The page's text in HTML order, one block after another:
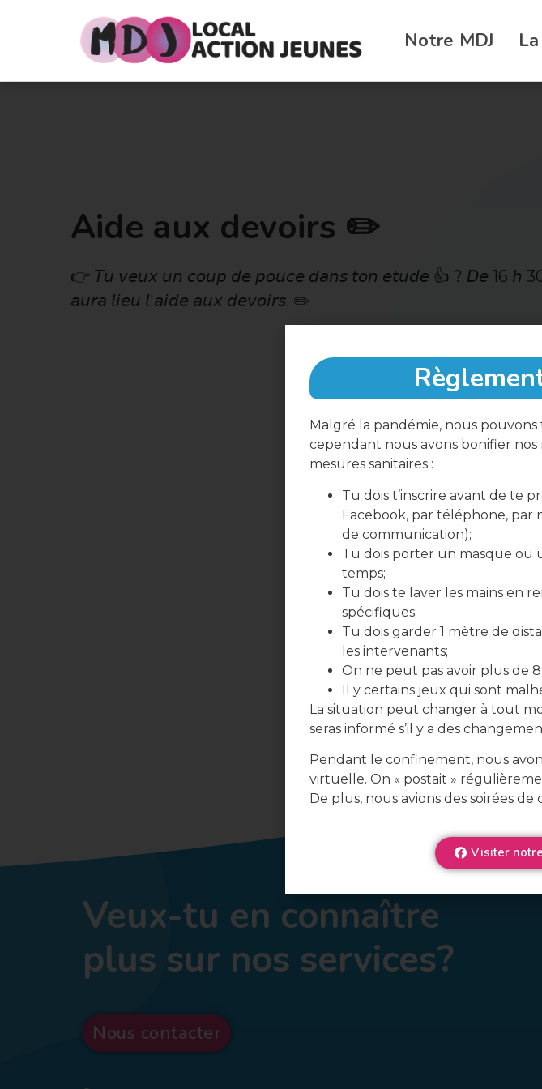
Notre MDJ
Aide aux devoirs ✏️
👉 𝘛𝘶 𝘷𝘦𝘶𝘹 𝘶𝘯 𝘤𝘰𝘶𝘱 𝘥𝘦 𝘱𝘰𝘶𝘤𝘦 𝘥𝘢𝘯𝘴 𝘵𝘰𝘯 𝘦𝘵𝘶𝘥𝘦 👍 ? 𝘋𝘦 16 𝘩
𝘢𝘶𝘳𝘢 𝘭𝘪𝘦𝘶 𝘭'𝘢𝘪𝘥𝘦 𝘢𝘶𝘹 𝘥𝘦𝘷𝘰𝘪𝘳𝘴. ✏️
Veux-tu en connaître
plus sur nos services?
Nous contacter
Malgré la pandémie, nous pouvons
cependant nous avons bonifier
mesures sanitaires :
Tu dois t’inscrire avant de te
Facebook, par téléphone,
de communication);
Tu dois porter un masque ou
temps;
Tu dois te laver les mains en
spécifiques;
Tu dois garder 1 mètre de
les intervenants;
On ne peut pas avoir plus de
Il y certains jeux qui sont
La situation peut changer à tout
seras informé s’il y a des
Pendant le confinement, nous
virtuelle. On « postait »
De plus, nous avions des soirées
Visiter